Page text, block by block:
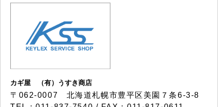
カギ屋 （有）うすき商店
〒062-0007 北海道札幌市豊平区美園７条6-3-8